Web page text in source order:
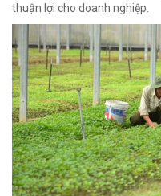
thuận lợi cho doanh nghiệp.